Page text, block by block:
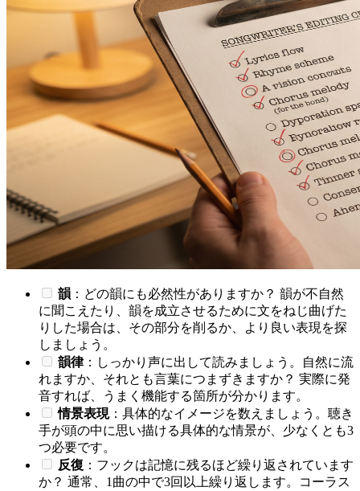
韻 ：どの韻にも必然性がありますか？ 韻が不自然
に聞こえたり、韻を成立させるために文をねじ曲げた
りした場合は、その部分を削るか、より良い表現を探
しましょう。
韻律：しっかり声に出して読みましょう。自然に流
れますか、それとも言葉につまずきますか？ 実際に発
音すれば、うまく機能する箇所が分かります。
情景表現：具体的なイメージを数えましょう。聴き
手が頭の中に思い描ける具体的な情景が、少なくとも3
つ必要です。
反復 ：フックは記憶に残るほど繰り返されています
か？ 通常、1曲の中で3回以上繰り返します。コーラス